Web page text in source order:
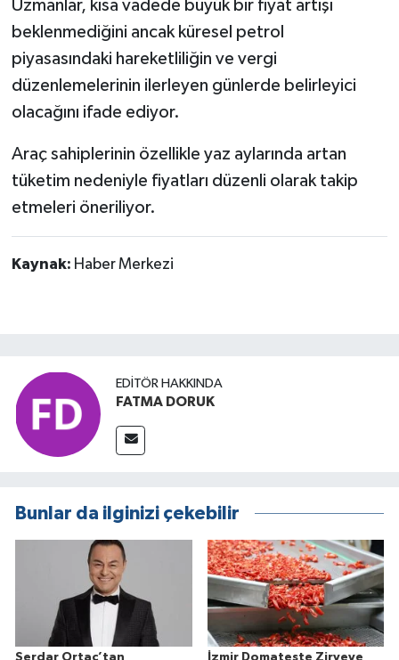
Uzmanlar, kısa vadede büyük bir fiyat artışı
beklenmediğini ancak küresel petrol
piyasasındaki hareketliliğin ve vergi
düzenlemelerinin ilerleyen günlerde belirleyici
olacağını ifade ediyor.
Araç sahiplerinin özellikle yaz aylarında artan
tüketim nedeniyle fiyatları düzenli olarak takip
etmeleri öneriliyor.
Kaynak: Haber Merkezi
EDITÖR HAKKINDA
FATMA DORUK
Bunlar da ilginizi çekebilir
Serdar Ortaç’tan
İzmir Domateste Zirveye